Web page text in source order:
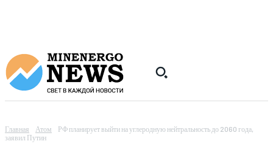
Главная Атом
РФ планирует выйти на углеродную нейтральность до 2060 года,
заявил Путин